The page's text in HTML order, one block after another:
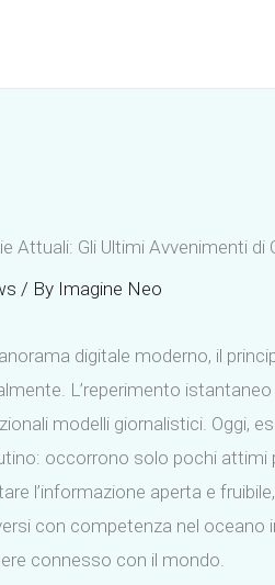
Attuali: Gli Ultimi Avvenimenti
/ By Imagine Neo
digitale moderno, il
L’reperimento
modelli giornalistici. Oggi,
occorrono solo pochi attimi
l’informazione aperta e
con competenza nel oceano
connesso con il mondo.